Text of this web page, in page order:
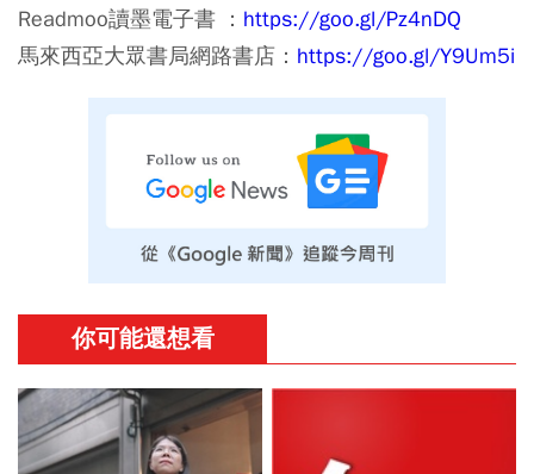
Readmoo讀墨電子書 ： https://goo.gl/Pz4nDQ
馬來西亞大眾書局網路書店： https://goo.gl/Y9Um5i